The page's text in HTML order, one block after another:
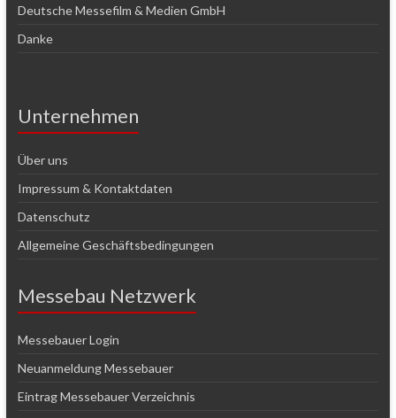
Deutsche Messefilm & Medien GmbH
Danke
Unternehmen
Über uns
Impressum & Kontaktdaten
Datenschutz
Allgemeine Geschäftsbedingungen
Messebau Netzwerk
Messebauer Login
Neuanmeldung Messebauer
Eintrag Messebauer Verzeichnis